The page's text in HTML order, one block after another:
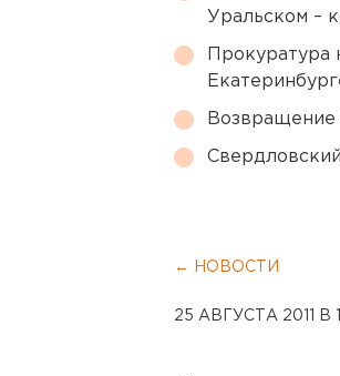
Уральском –
Возвращение
← НОВОСТИ
25 АВГУСТА 2011 В